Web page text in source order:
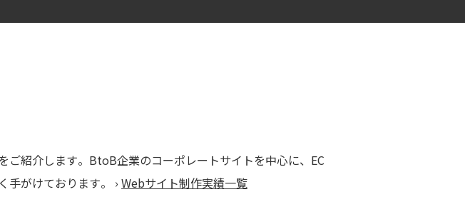
紹介します。BtoB企業のコーポレートサイトを中心に、EC
手がけております。 › Webサイト制作実績一覧